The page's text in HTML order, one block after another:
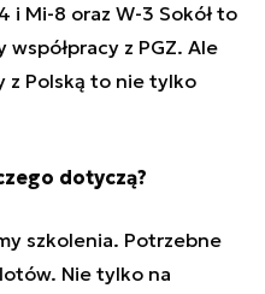
i Mi-8 oraz W-3 Sokół to
z PGZ. Ale
z Polską to nie tylko
dotyczą?
szkolenia. Potrzebne
Nie tylko na